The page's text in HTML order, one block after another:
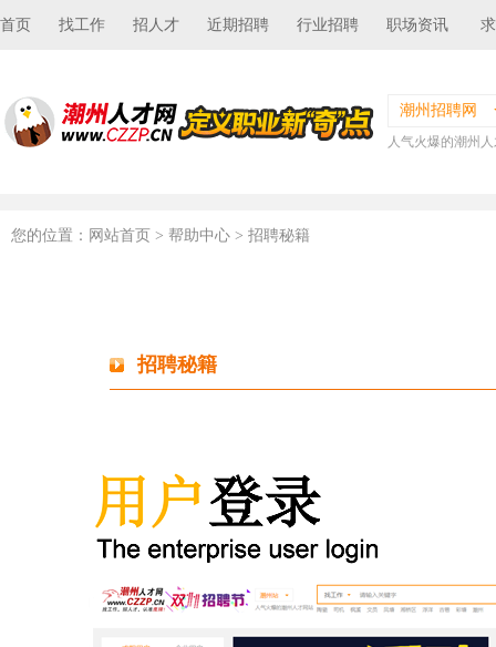
首页 找工作 招人才 近期招聘 行业招聘 职场资讯
潮州招聘网
人气火爆的潮州
您的位置： 网站首页 > 帮助中心 > 招聘秘籍
招聘秘籍